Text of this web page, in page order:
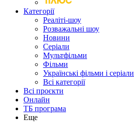
Категорії
Реаліті-шоу
Розважальні шоу
Новини
Серіали
Мультфільми
Фільми
Українські фільми і серіали
Всі категорії
Всі проєкти
Онлайн
ТБ програма
Еще